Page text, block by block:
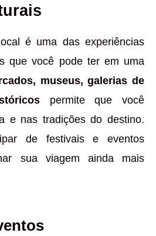
é uma das experiências
que você pode ter em uma
museus, galerias de
permite que você
e nas tradições do destino.
de festivais e eventos
sua viagem ainda mais